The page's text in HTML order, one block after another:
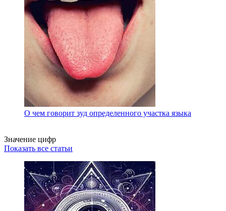
О чем говорит зуд определенного участка языка
Значение цифр
Показать все статьи